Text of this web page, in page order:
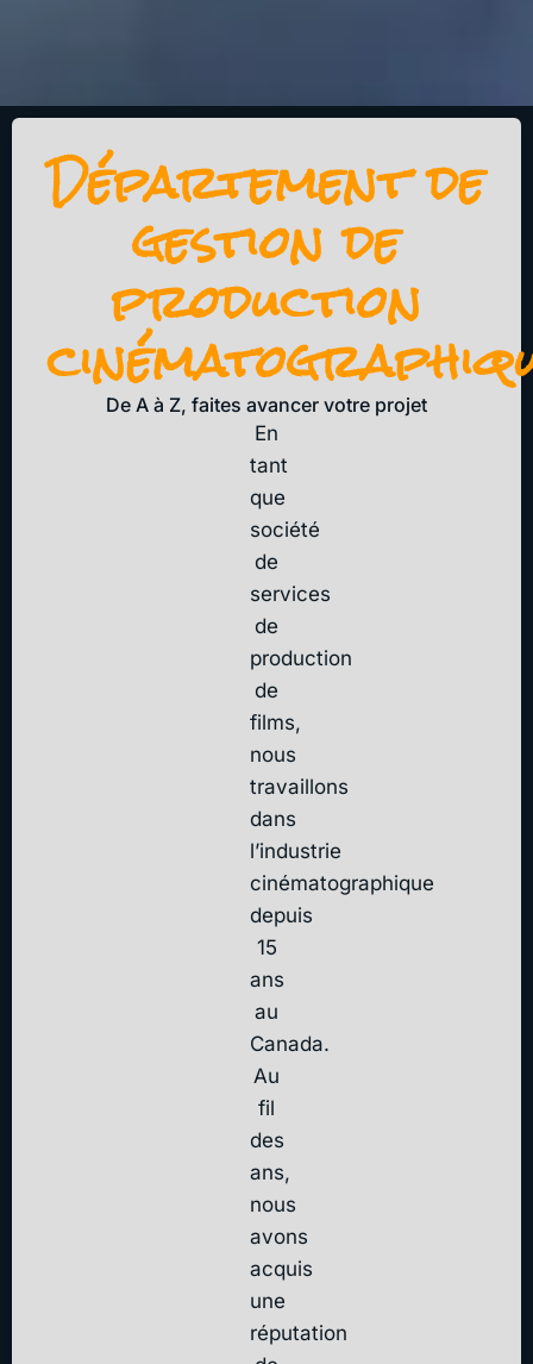
Département de
gestion de
production
De A à Z, faites avancer votre projet
En
tant
que
société
de
services
de
production
de
films,
nous
travaillons
dans
l’industrie
cinématographique
depuis
15
ans
au
Canada.
Au
fil
des
ans,
nous
avons
acquis
une
réputation